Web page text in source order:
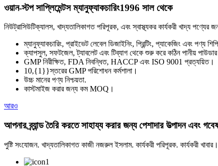
ওয়ান-স্টপ সাপ্লিমেন্টস ম্যানুফ্যাকচারিং1996 সাল থেকে
নিউট্রাসিউটিক্যালস, খাদ্যতালিকাগত পরিপূরক, এবং স্বাস্থ্যকর কার্যকরী খাদ্য পণ্যের
ম্যানুফ্যাকচারিং, প্রাইভেট লেবেল ডিজাইনিং, প্রিন্টিং, প্যাকেজিং এবং পণ্য
ক্যাপসুল, সফটজেল, ট্যাবলেট এবং টিব্যাগ থেকে শুরু করে কঠিন পানীয়
GMP নিরীক্ষিত, FDA নিবন্ধিত, HACCP এবং ISO 9001 প্রত্যয়িত।
10,{1}}স্তরের GMP পরিশোধন কর্মশালা।
উচ্চ মানের পণ্য নিশ্চয়তা.
কাস্টমাইজ করার জন্য কম MOQ।
আরও
আপনার ব্র্যান্ড তৈরি করতে সাহায্য করার জন্য পেশাদার উত্পাদন এবং
পুষ্টি সংযোজন. খাদ্যতালিকাগত কাজী নজরুল ইসলাম. কার্যকরী পরিপূরক. কার্যকরী